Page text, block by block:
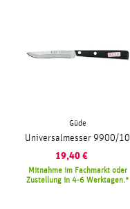
Güde
Universalmesser 9900/10
19,40 €
Mitnahme im Fachmarkt oder
Zustellung in 4-6 Werktagen.